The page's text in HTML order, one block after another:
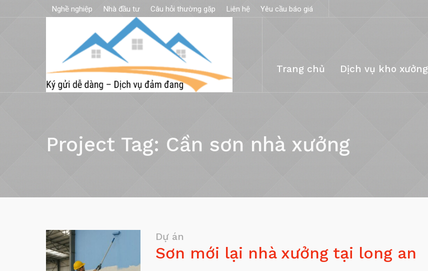
Nghề nghiệp Nhà đầu tư Câu hỏi thường gặp Liên hệ Yêu cầu báo giá
Trang chủ Dịch vụ kho xưởng
Project Tag: Cần sơn nhà xưởng
Dự án
Sơn mới lại nhà xưởng tại long an